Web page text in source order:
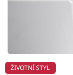
ŽIVOTNÍ STYL